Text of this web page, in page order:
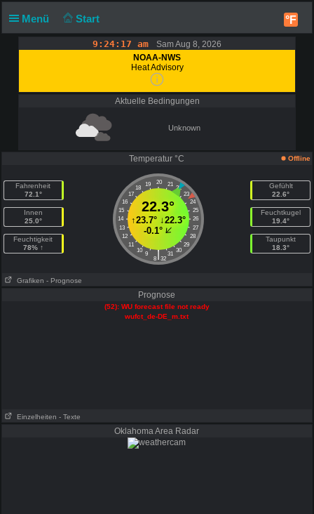
Menü Start °F
9:24:17 am
Sam Aug 8, 2026
NOAA-NWS
Heat Advisory
Aktuelle Bedingungen
Unknown
Temperatur °C Offline
Fahrenheit
72.1°
Innen
25.0°
Feuchtigkeit
78% ↑
20
19 21
18
22
17
23
16
24
15
25
14
26
13
27
12
28
11
29
10
30
9 31
|
8 32
22.3°
↑23.7°↓22.3°
-0.1°
Gefühlt
22.6°
Feuchtkugel
19.4°
Taupunkt
18.3°
Grafiken - Prognose
Prognose
(52): WU forecast file not ready
wufct_de-DE_m.txt
Einzelheiten - Texte
Oklahoma Area Radar